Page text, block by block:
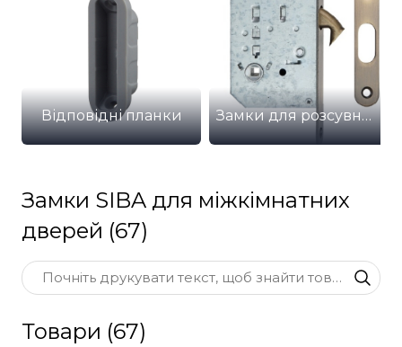
Відповідні планки Замки для розсувних дверей
Замки SIBA для міжкімнатних
дверей (67)
Товари (67)